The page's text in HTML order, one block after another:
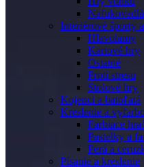
Nafukovadlá
Interiérové športy
Hlavolamy
Kartové hry
Ostatné
Proti stresu
Stolové hry
Kojenci a batoľatá
Kreslenie a
Farbiace
Pastelky a
Perá a
Písanie a kreslenie